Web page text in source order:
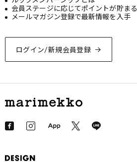
ログイン/新規会員登録
会員ステージに応じてポイントが貯まる
メールマガジン登録で最新情報を入手